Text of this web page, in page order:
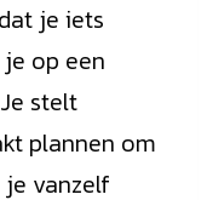
je iets
op een
stelt
plannen om
je vanzelf